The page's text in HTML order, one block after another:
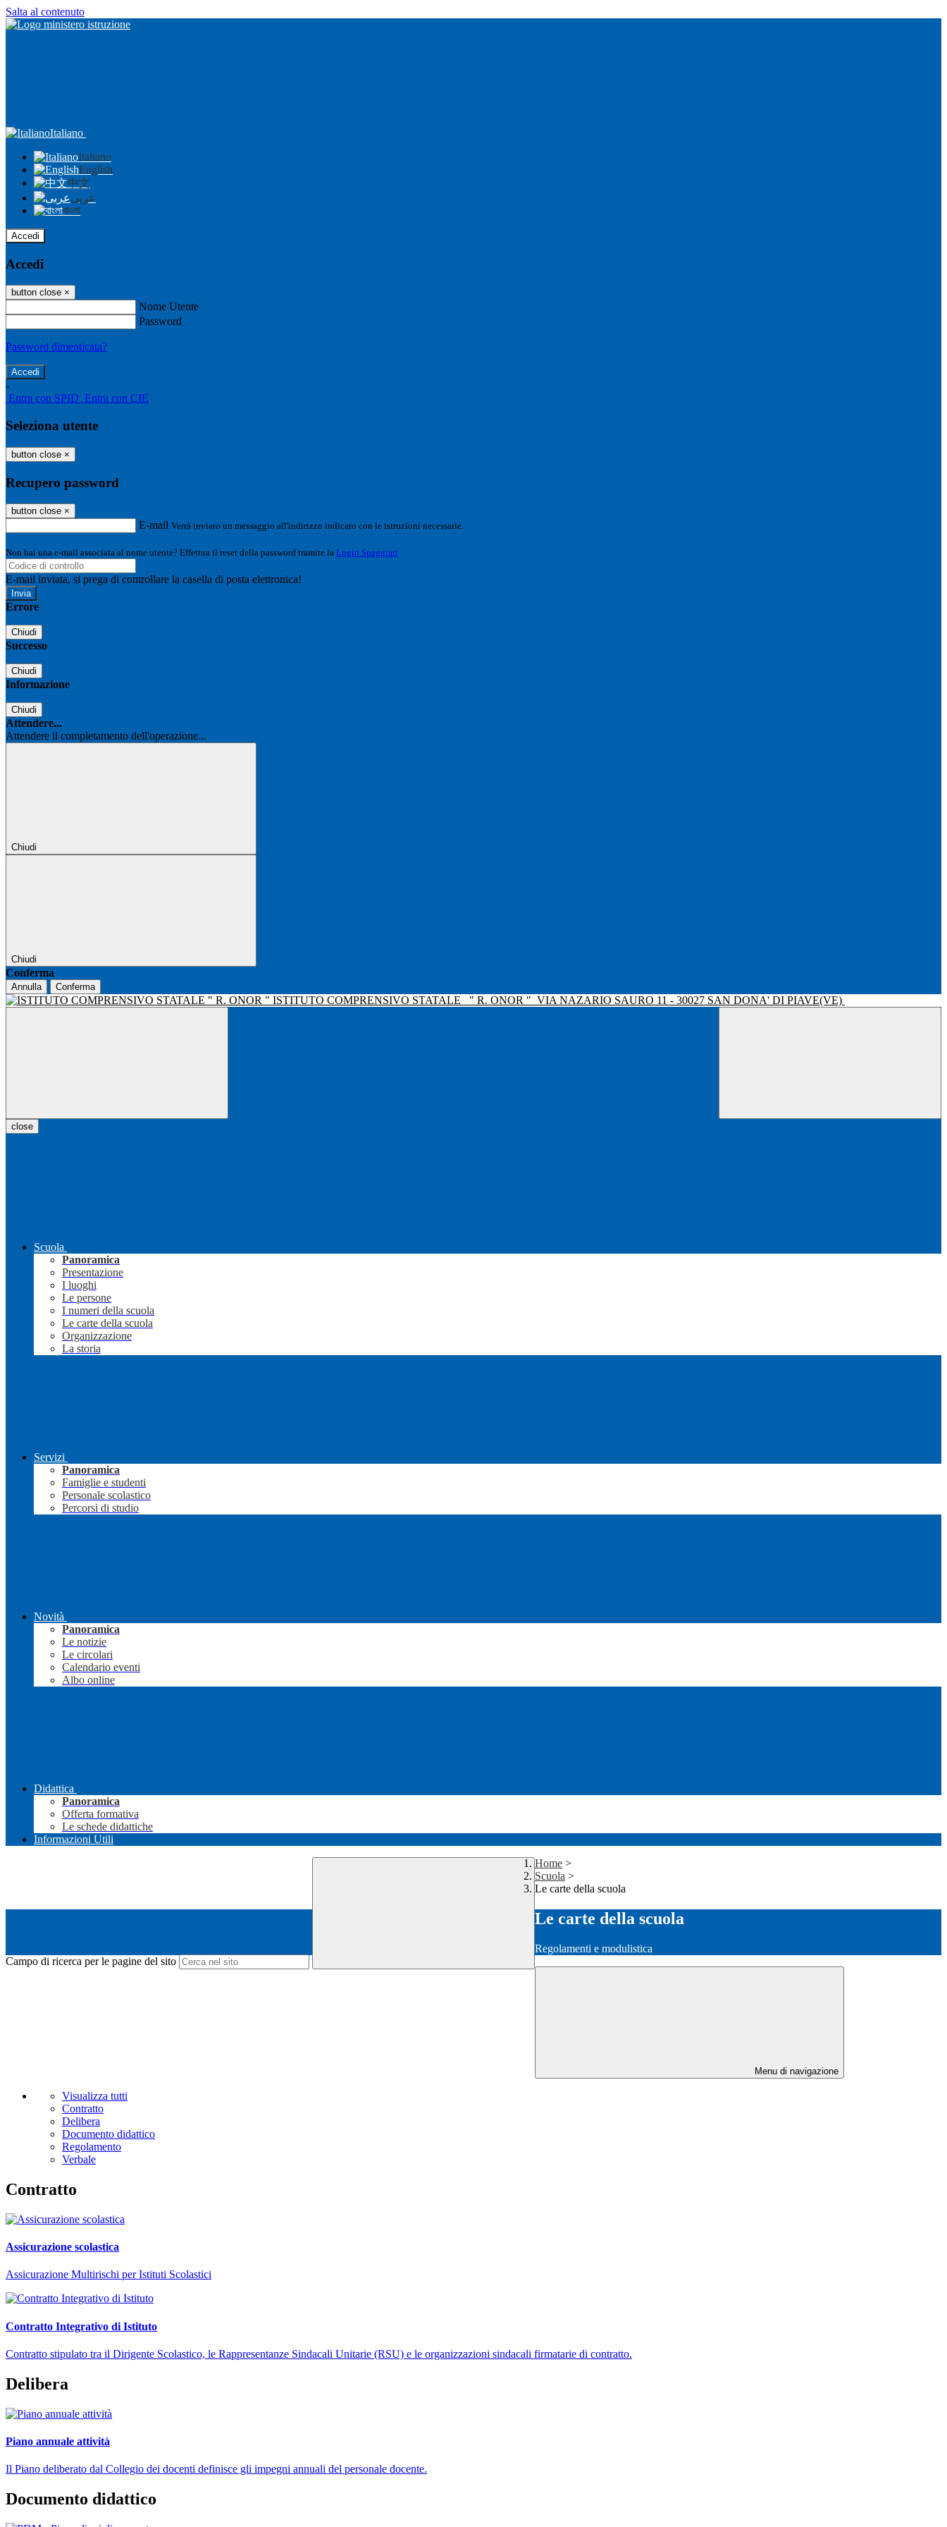
Salta al contenuto
Italiano
Italiano
English
中文
عربى
বাংলা
Accedi
Accedi
button close ×
Nome Utente
Password
Password dimenticata?
-
Entra con SPID Entra con CIE
Seleziona utente
button close ×
Recupero password
button close ×
E-mail Verrà inviato un messaggio all'indirizzo indicato con le istruzioni necessarie.
Non hai una e-mail associata al nome utente? Effettua il reset della password tramite la Login Spaggiari
E-mail inviata, si prega di controllare la casella di posta elettronica!
Errore
Chiudi
Successo
Chiudi
Informazione
Chiudi
Attendere...
Attendere il completamento dell'operazione...
Chiudi
Chiudi
Conferma
Annulla Conferma
ISTITUTO COMPRENSIVO STATALE " R. ONOR " VIA NAZARIO SAURO 11 - 30027 SAN DONA' DI PIAVE(VE)
close
Scuola
Panoramica
Presentazione
I luoghi
Le persone
I numeri della scuola
Le carte della scuola
Organizzazione
La storia
Servizi
Panoramica
Famiglie e studenti
Personale scolastico
Percorsi di studio
Novità
Panoramica
Le notizie
Le circolari
Calendario eventi
Albo online
Didattica
Panoramica
Offerta formativa
Le schede didattiche
Informazioni Utili
Campo di ricerca per le pagine del sito
Home >
Scuola >
Le carte della scuola
Le carte della scuola
Regolamenti e modulistica
Menu di navigazione
Visualizza tutti
Contratto
Delibera
Documento didattico
Regolamento
Verbale
Contratto
Assicurazione scolastica
Assicurazione Multirischi per Istituti Scolastici
Contratto Integrativo di Istituto
Contratto stipulato tra il Dirigente Scolastico, le Rappresentanze Sindacali Unitarie (RSU) e le organizzazioni sindacali firmatarie di contratto.
Delibera
Piano annuale attività
Il Piano deliberato dal Collegio dei docenti definisce gli impegni annuali del personale docente.
Documento didattico